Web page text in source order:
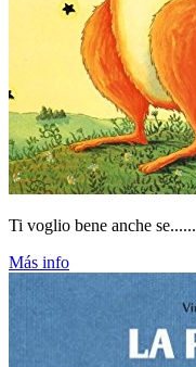
Ti voglio bene anche se......
Más info